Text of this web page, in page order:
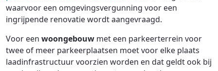
waarvoor een omgevingsvergunning voor een
ingrijpende renovatie wordt aangevraagd.
Voor een woongebouw met een parkeerterrein voor
twee of meer parkeerplaatsen moet voor elke plaats
laadinfrastructuur voorzien worden en dat geldt ook bij